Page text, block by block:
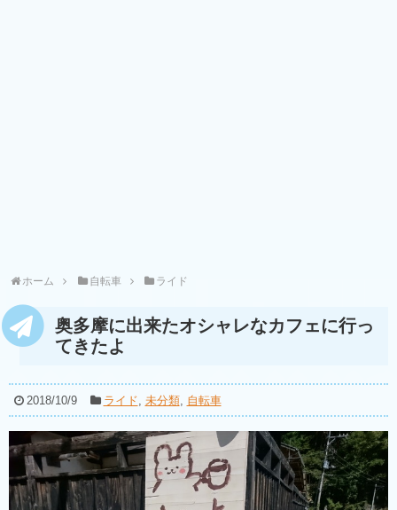
ホーム 自転車 ライド
奥多摩に出来たオシャレなカフェに行っ
てきたよ
2018/10/9 ライド, 未分類, 自転車